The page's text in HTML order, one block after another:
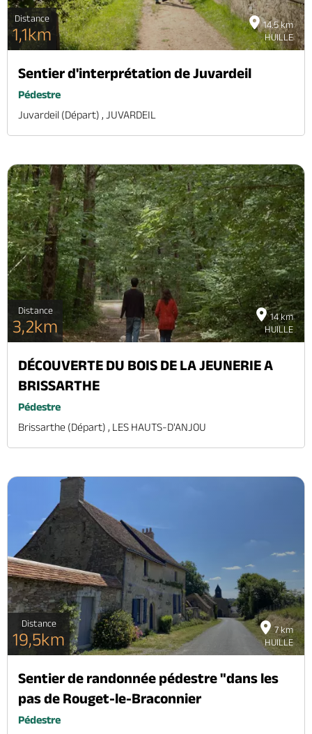
14.5 km
HUILLE
Distance
1,1km
Sentier d'interprétation de Juvardeil
Pédestre
Juvardeil (départ) , JUVARDEIL
14 km
HUILLE
Distance
3,2km
DÉCOUVERTE DU BOIS DE LA JEUNERIE A
BRISSARTHE
Pédestre
Brissarthe (départ) , LES HAUTS-D'ANJOU
7 km
HUILLE
Distance
19,5km
Sentier de randonnée pédestre "dans les
pas de Rouget-le-Braconnier
Pédestre